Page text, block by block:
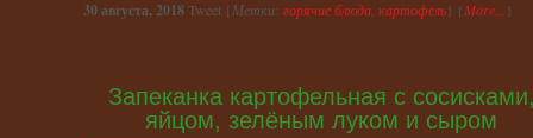
30 августа, 2018Tweet {Метки: горячие блюда картофель} {More... }
Запеканка картофельная с
яйцом, зелёным луком и сыром